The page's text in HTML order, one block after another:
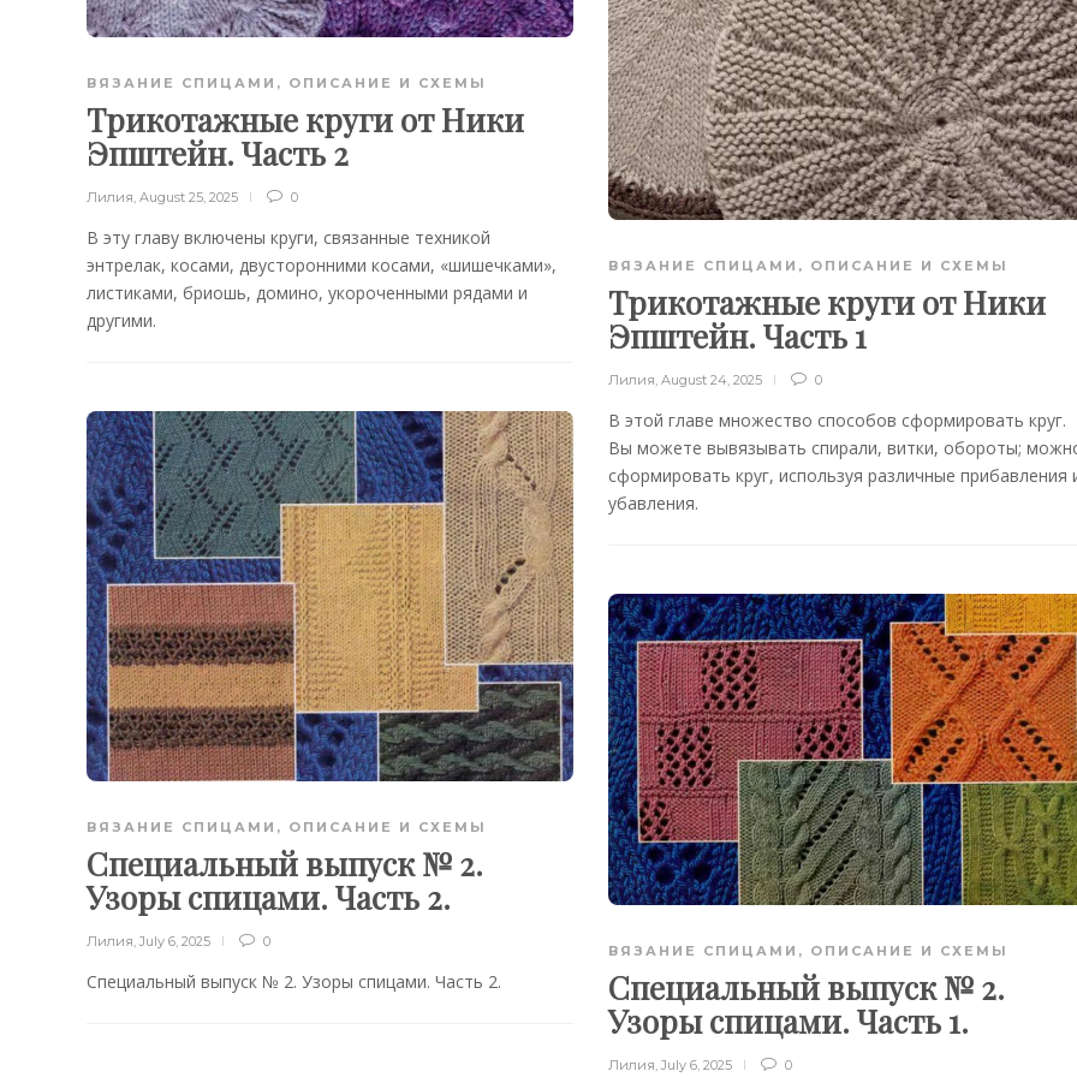
ВЯЗАНИЕ СПИЦАМИ , ОПИСАНИЕ И СХЕМЫ
Трикотажные круги от Ники
Эпштейн. Часть 2
Лилия, August 25, 2025 0
В эту главу включены круги, связанные техникой
энтрелак, косами, двусторонними косами, «шишечками»,
листиками, бриошь, домино, укороченными рядами и
другими.
ВЯЗАНИЕ СПИЦАМИ , ОПИСАНИЕ И СХЕМЫ
Трикотажные круги от Ники
Эпштейн. Часть 1
Лилия, August 24, 2025 0
В этой главе множество способов сформировать круг.
Вы можете вывязывать спирали, витки, обороты;
сформировать круг, используя различные прибавления
убавления.
ВЯЗАНИЕ СПИЦАМИ , ОПИСАНИЕ И СХЕМЫ
Специальный выпуск № 2.
Узоры спицами. Часть 2.
Лилия, July 6, 2025 0
Специальный выпуск № 2. Узоры спицами. Часть 2.
ВЯЗАНИЕ СПИЦАМИ , ОПИСАНИЕ И СХЕМЫ
Специальный выпуск № 2.
Узоры спицами. Часть 1.
Лилия July 6, 2025 0